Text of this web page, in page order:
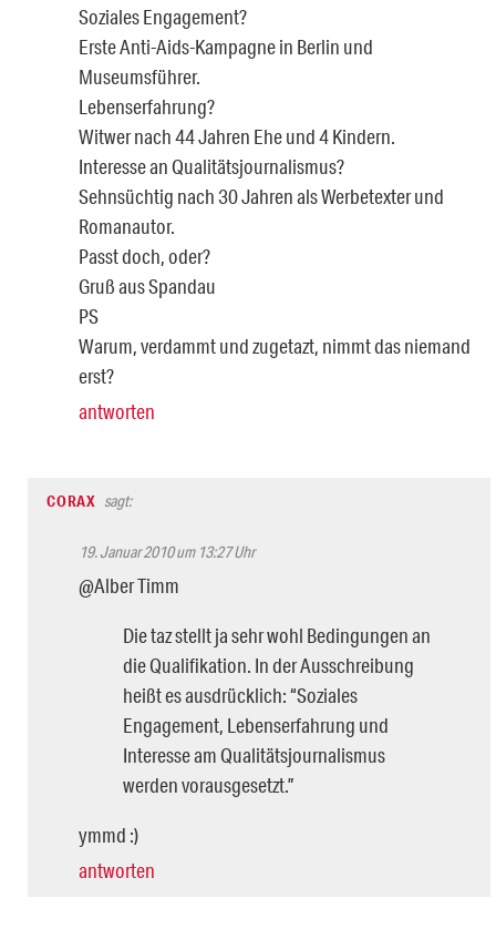
Soziales Engagement?
Erste Anti-Aids-Kampagne in Berlin und
Museumsführer.
Lebenserfahrung?
Witwer nach 44 Jahren Ehe und 4 Kindern.
Interesse an Qualitätsjournalismus?
Sehnsüchtig nach 30 Jahren als Werbetexter und
Romanautor.
Passt doch, oder?
Gruß aus Spandau
PS
Warum, verdammt und zugetazt, nimmt das niemand
erst?
antworten
CORAX sagt:
19. Januar 2010 um 13:27 Uhr
@Alber Timm
Die taz stellt ja sehr wohl Bedingungen an
die Qualifikation. In der Ausschreibung
heißt es ausdrücklich: “Soziales
Engagement, Lebenserfahrung und
Interesse am Qualitätsjournalismus
werden vorausgesetzt.”
ymmd :)
antworten